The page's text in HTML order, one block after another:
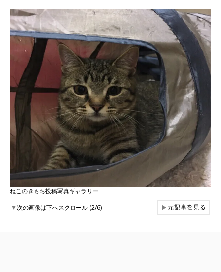
ねこのきもち投稿写真ギャラリー
▼次の画像は下へスクロール (2/6) ▶元記事を見る